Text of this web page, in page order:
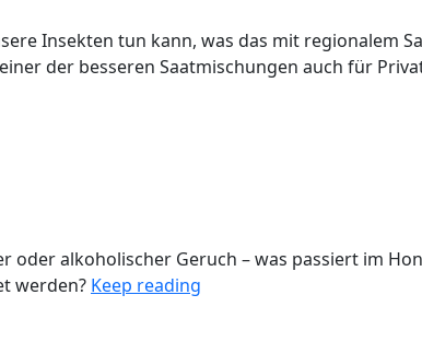
Insekten tun kann, was das mit regionalem
der besseren Saatmischungen auch für
oder alkoholischer Geruch – was passiert im
werden? Keep reading